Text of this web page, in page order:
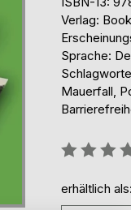
Verlag:
Sprache:
Mauerfall,
Bewertung::
erhältlich als: